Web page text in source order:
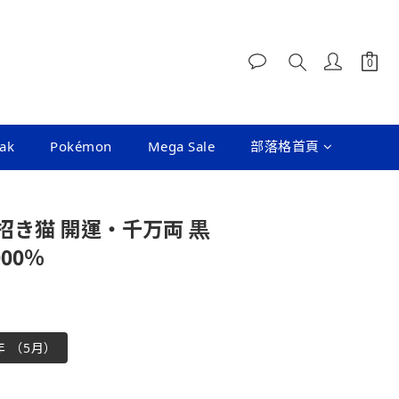
Pokémon Mega Sale 部落格首頁
き猫 開運・千万両 黒
％
5月）